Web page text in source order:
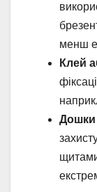
менш
Клей
Дошки